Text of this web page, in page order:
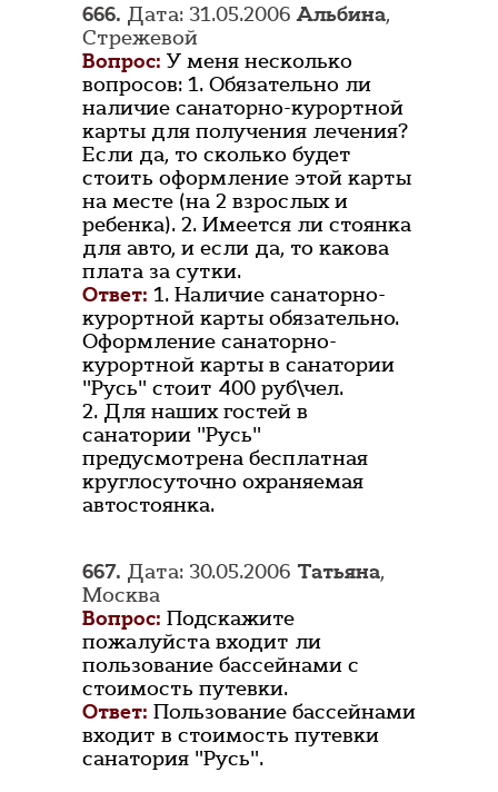
666. Дата: 31.05.2006Альбина,
Стрежевой
Вопрос: У меня несколько
вопросов: 1. Обязательно ли
наличие санаторно-курортной
карты для получения лечения?
Если да, то сколько будет
стоить оформление этой карты
на месте (на 2 взрослых и
ребенка). 2. Имеется ли стоянка
для авто, и если да, то какова
плата за сутки.
Ответ: 1. Наличие санаторно-
курортной карты обязательно.
Оформление санаторно-
курортной карты в санатории
"Русь" стоит 400 руб\чел.
2. Для наших гостей в
санатории "Русь"
предусмотрена бесплатная
круглосуточно охраняемая
автостоянка.
667. Дата: 30.05.2006 Татьяна,
Москва
Вопрос: Подскажите
пожалуйста входит ли
пользование бассейнами с
стоимость путевки.
Ответ: Пользование бассейнами
входит в стоимость путевки
санатория "Русь".